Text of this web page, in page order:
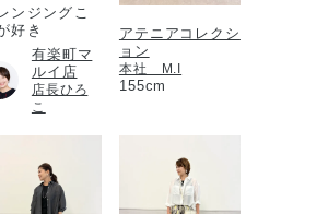
ンジングこ
好き
有楽町マ
ルイ店
店長ひろ
こ
アテニアコレクシ
ョン
本社 M.I
155cm